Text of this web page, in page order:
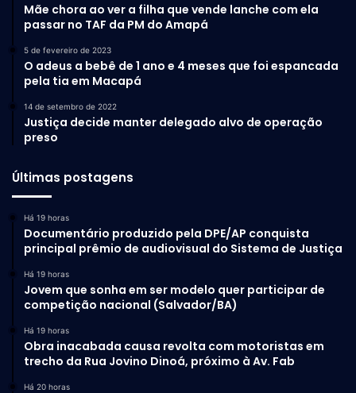
Mãe chora ao ver a filha que vende lanche com ela
passar no TAF da PM do Amapá
5 de fevereiro de 2023
O adeus a bebê de 1 ano e 4 meses que foi espancada
pela tia em Macapá
14 de setembro de 2022
Justiça decide manter delegado alvo de operação
preso
Últimas postagens
Há 19 horas
Documentário produzido pela DPE/AP conquista
principal prêmio de audiovisual do Sistema de Justiça
Há 19 horas
Jovem que sonha em ser modelo quer participar de
competição nacional (Salvador/BA)
Há 19 horas
Obra inacabada causa revolta com motoristas em
trecho da Rua Jovino Dinoá, próximo à Av. Fab
Há 20 horas